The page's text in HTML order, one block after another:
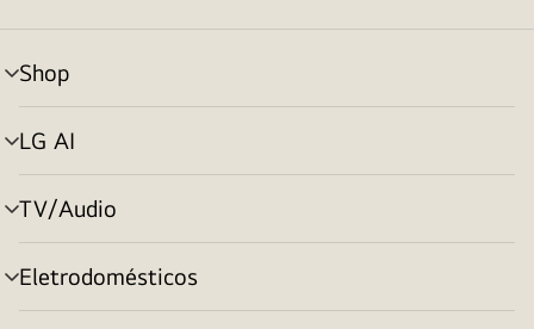
Shop
alternar
menu
LG AI
alternar
menu
TV/Audio
alternar
menu
Eletrodomésticos
alternar
menu